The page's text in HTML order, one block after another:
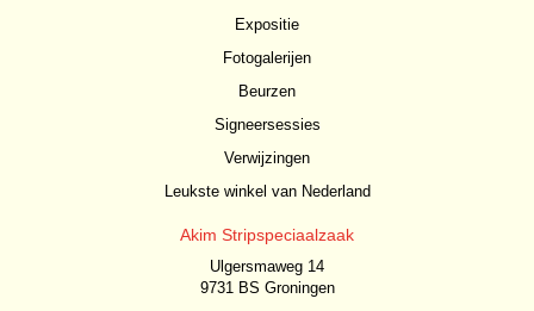
Expositie
Fotogalerijen
Beurzen
Signeersessies
Verwijzingen
Leukste winkel van Nederland
Akim Stripspeciaalzaak
Ulgersmaweg 14
9731 BS Groningen